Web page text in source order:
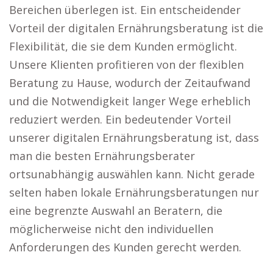
Bereichen überlegen ist. Ein entscheidender
Vorteil der digitalen Ernährungsberatung ist die
Flexibilität, die sie dem Kunden ermöglicht.
Unsere Klienten profitieren von der flexiblen
Beratung zu Hause, wodurch der Zeitaufwand
und die Notwendigkeit langer Wege erheblich
reduziert werden. Ein bedeutender Vorteil
unserer digitalen Ernährungsberatung ist, dass
man die besten Ernährungsberater
ortsunabhängig auswählen kann. Nicht gerade
selten haben lokale Ernährungsberatungen nur
eine begrenzte Auswahl an Beratern, die
möglicherweise nicht den individuellen
Anforderungen des Kunden gerecht werden.